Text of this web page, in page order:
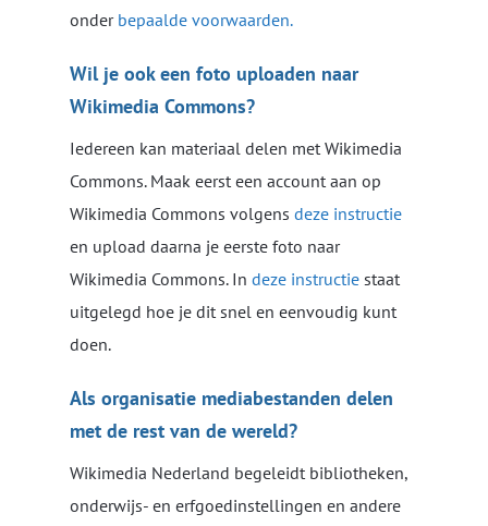
onder bepaalde voorwaarden.
Wil je ook een foto uploaden naar
Wikimedia Commons?
Iedereen kan materiaal delen met Wikimedia
Commons. Maak eerst een account aan op
Wikimedia Commons volgensdeze instructie
en upload daarna je eerste foto naar
Wikimedia Commons. Indeze instructie staat
uitgelegd hoe je dit snel en eenvoudig kunt
doen.
Als organisatie mediabestanden delen
met de rest van de wereld?
Wikimedia Nederland begeleidt bibliotheken,
onderwijs- en erfgoedinstellingen en andere